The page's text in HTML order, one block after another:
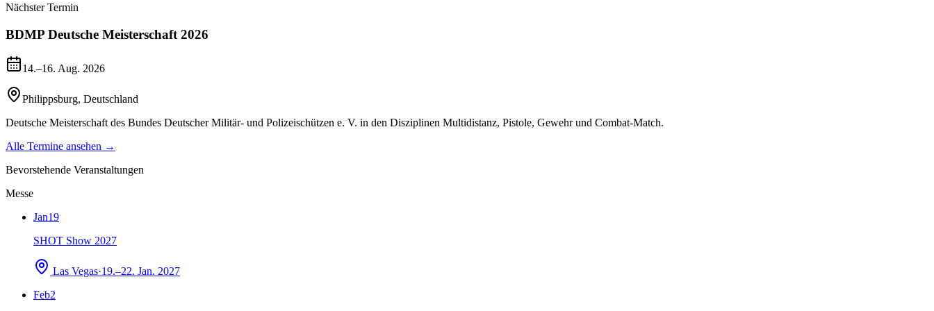
Nächster Termin
BDMP Deutsche Meisterschaft 2026
14.–16. Aug. 2026
Philippsburg, Deutschland
Deutsche Meisterschaft des Bundes Deutscher Militär- und Polizeischützen e. V. in den Disziplinen Multidistanz, Pistole, Gewehr und Combat-Match.
Alle Termine ansehen →
Bevorstehende Veranstaltungen
Messe
Jan19
SHOT Show 2027
Las Vegas·19.–22. Jan. 2027
Feb2